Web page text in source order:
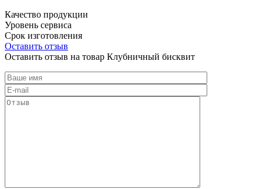
Качество продукции
Уровень сервиса
Срок изготовления
Оставить отзыв
Оставить отзыв на товар Клубничный бисквит